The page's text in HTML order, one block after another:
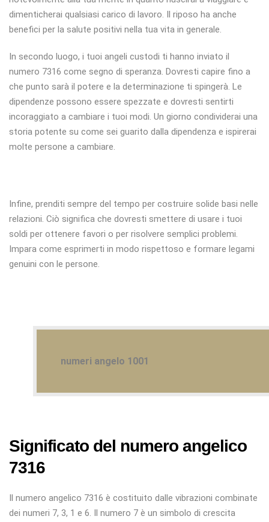
dimenticherai qualsiasi carico di lavoro. Il riposo ha anche
benefici per la salute positivi nella tua vita in generale.
In secondo luogo, i tuoi angeli custodi ti hanno inviato il
numero 7316 come segno di speranza. Dovresti capire fino a
che punto sarà il potere e la determinazione ti spingerà. Le
dipendenze possono essere spezzate e dovresti sentirti
incoraggiato a cambiare i tuoi modi. Un giorno condividerai una
storia potente su come sei guarito dalla dipendenza e ispirerai
molte persone a cambiare.
Infine, prenditi sempre del tempo per costruire solide basi nelle
relazioni. Ciò significa che dovresti smettere di usare i tuoi
soldi per ottenere favori o per risolvere semplici problemi.
Impara come esprimerti in modo rispettoso e formare legami
genuini con le persone.
numeri angelo 1001
Significato del numero angelico
7316
Il numero angelico 7316 è costituito dalle vibrazioni combinate
dei numeri 7, 3, 1 e 6. Il numero 7 è un simbolo di crescita